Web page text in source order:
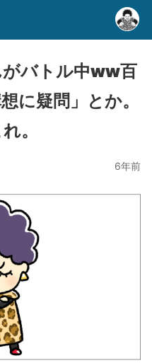
バトル中ww百
に疑問」とか。
。
6年前